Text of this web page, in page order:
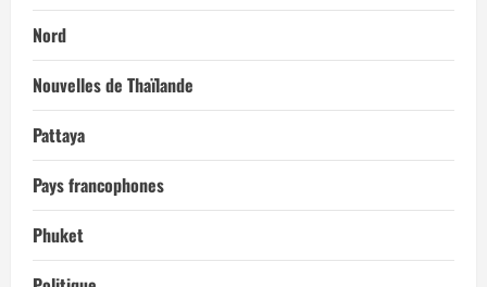
Nord
Nouvelles de Thaïlande
Pattaya
Pays francophones
Phuket